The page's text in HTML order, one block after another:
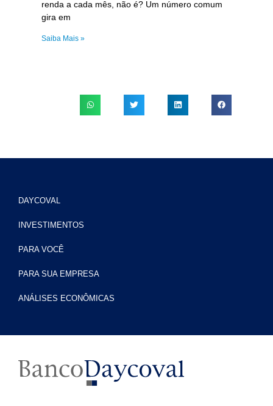
renda a cada mês, não é? Um número comum
gira em
Saiba Mais »
DAYCOVAL
INVESTIMENTOS
PARA VOCÊ
PARA SUA EMPRESA
ANÁLISES ECONÔMICAS